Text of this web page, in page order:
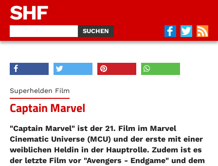
SHF
Superhelden Film
Captain Marvel
"Captain Marvel" ist der 21. Film im Marvel
Cinematic Universe (MCU) und der erste mit einer
weiblichen Heldin in der Hauptrolle. Zudem ist es
der letzte Film vor "Avengers - Endgame" und dem